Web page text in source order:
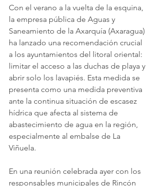
Con el verano a la vuelta de la esquina,
la empresa pública de Aguas y
Saneamiento de la Axarquía (Axaragua)
ha lanzado una recomendación crucial
a los ayuntamientos del litoral oriental:
limitar el acceso a las duchas de playa y
abrir solo los lavapiés. Esta medida se
presenta como una medida preventiva
ante la continua situación de escasez
hídrica que afecta al sistema de
abastecimiento de agua en la región,
especialmente al embalse de La
Viñuela.
En una reunión celebrada ayer con los
responsables municipales de Rincón